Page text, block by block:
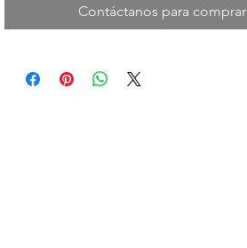
Contáctanos para comprar